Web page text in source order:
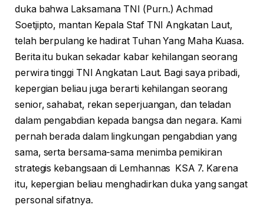
duka bahwa Laksamana TNI (Purn.) Achmad
Soetjipto, mantan Kepala Staf TNI Angkatan Laut,
telah berpulang ke hadirat Tuhan Yang Maha Kuasa.
Berita itu bukan sekadar kabar kehilangan seorang
perwira tinggi TNI Angkatan Laut. Bagi saya pribadi,
kepergian beliau juga berarti kehilangan seorang
senior, sahabat, rekan seperjuangan, dan teladan
dalam pengabdian kepada bangsa dan negara. Kami
pernah berada dalam lingkungan pengabdian yang
sama, serta bersama-sama menimba pemikiran
strategis kebangsaan di Lemhannas KSA 7. Karena
itu, kepergian beliau menghadirkan duka yang sangat
personal sifatnya.